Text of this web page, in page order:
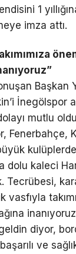
1
imza attı.
Başkan
İnegölspor
mutlu
Fenerbahçe,
dolu kaleci
Tecrübesi,
vasfıyla
diyor,
ve